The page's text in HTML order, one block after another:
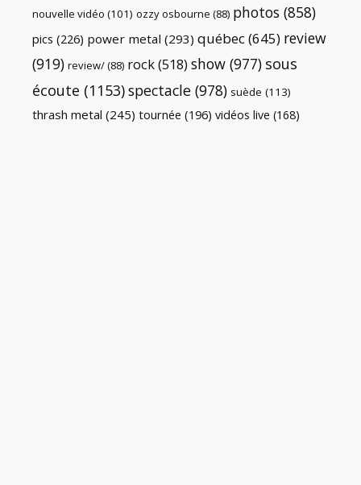
nouvelle vidéo (101) ozzy osbourne (88) photos (858)
pics (226) power metal (293) québec(645) review
(919) review/(88) rock(518) show (977) sous
écoute (1153)spectacle (978) suède (113)
thrash metal (245) tournée (196) vidéos live (168)